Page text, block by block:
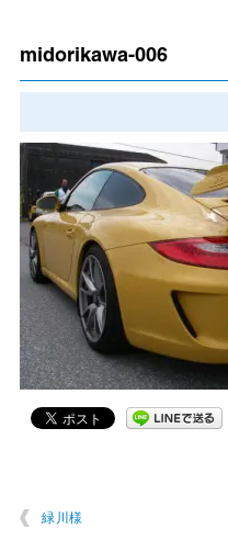
midorikawa-006
緑川様